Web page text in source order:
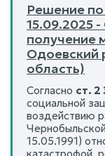
Решение
15.09.2025
получение
Одоевский
область)
Согласно ст. 2
социальной
воздействию
15.05.1991)
катастрофой,